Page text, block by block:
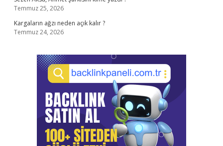
Temmuz 25, 2026
Kargaların ağzı neden açık kalır ?
Temmuz 24, 2026